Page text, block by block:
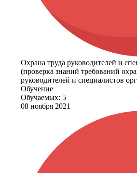
Охрана труда руководителей и
(проверка знаний требований
руководителей и специалистов
Обучение
Обучаемых: 5
08 ноября 2021